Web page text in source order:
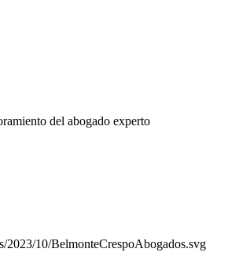
del abogado experto
2023/10/BelmonteCrespoAbogados.svg